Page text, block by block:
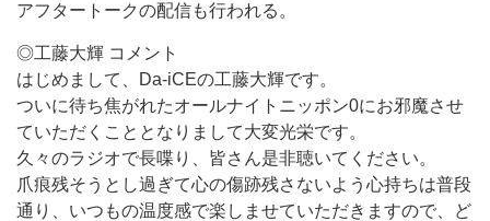
アフタートークの配信も行われる。
◎工藤大輝 コメント
はじめまして、Da-iCEの工藤大輝です。
ついに待ち焦がれたオールナイトニッポン0にお邪魔させ
ていただくこととなりまして大変光栄です。
久々のラジオで長喋り、皆さん是非聴いてください。
爪痕残そうとし過ぎて心の傷跡残さないよう心持ちは普段
通り、いつもの温度感で楽しませていただきますので、ど